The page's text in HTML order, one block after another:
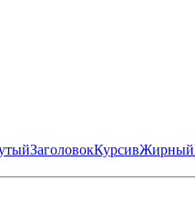
ЗаголовокКурсивЖирный